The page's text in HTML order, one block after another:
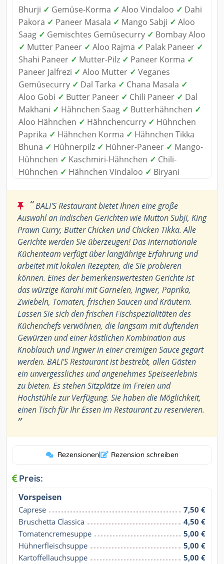
Bhurji ✓ Gemüse-Korma ✓ Aloo Vindaloo ✓ Dahi
Pakora ✓ Paneer Masala ✓ Mango Sabji ✓ Aloo
Saag ✓ Gemischtes Gemüsecurry ✓ Bombay Aloo
✓ Mutter Paneer ✓ Aloo Rajma ✓ Palak Paneer ✓
Shahi Paneer ✓ Mutter-Pilz ✓ Paneer Korma ✓
Paneer Jalfrezi ✓ Aloo Mutter ✓ Veganes
Gemüsecurry ✓ Dal Tarka ✓ Chana Masala ✓
Aloo Gobi ✓ Butter Paneer ✓ Chili Paneer ✓ Dal
Makhani ✓ Hähnchen Saag ✓ Butterhähnchen ✓
Aloo Hähnchen ✓ Hähnchencurry ✓ Hühnchen
Paprika ✓ Hähnchen Korma ✓ Hähnchen Tikka
Bhuna ✓ Hühnerpilz ✓ Hühner-Paneer ✓ Mango-
Hühnchen ✓ Kaschmiri-Hähnchen ✓ Chili-
Hühnchen ✓ Hähnchen Vindaloo ✓ Biryani
“BALI'S Restaurant bietet Ihnen eine große
Auswahl an indischen Gerichten wie Mutton Subji, King
Prawn Curry, Butter Chicken und Chicken Tikka. Alle
Gerichte werden Sie überzeugen! Das internationale
Küchenteam verfügt über langjährige Erfahrung und
arbeitet mit lokalen Rezepten, die Sie probieren
können. Eines der bemerkenswertesten Gerichte ist
das würzige Karahi mit Garnelen, Ingwer, Paprika,
Zwiebeln, Tomaten, frischen Saucen und Kräutern.
Lassen Sie sich den frischen Fischspezialitäten des
Küchenchefs verwöhnen, die langsam mit duftenden
Gewürzen und einer köstlichen Kombination aus
Knoblauch und Ingwer in einer cremigen Sauce gegart
werden. BALI'S Restaurant ist bestrebt, allen Gästen
ein unvergessliches und angenehmes Speiseerlebnis
zu bieten. Es stehen Sitzplätze im Freien und
Hochstühle zur Verfügung. Sie haben die Möglichkeit,
einen Tisch für Ihr Essen im Restaurant zu reservieren.
”
Rezensionen| Rezension schreiben
Preis:
Vorspeisen
Caprese
7,50 €
Bruschetta Classica
4,50 €
Tomatencremesuppe
5,00 €
Hühnerfleischsuppe
5,00 €
Kartoffellauchsuppe
5,00 €